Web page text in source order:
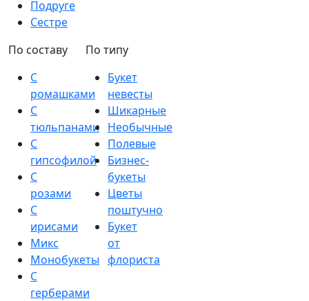
Подруге
Сестре
По составу
С
ромашками
С
тюльпанами
С
гипсофилой
С
розами
С
ирисами
Микс
Монобукеты
С
герберами
По типу
Букет
невесты
Шикарные
Необычные
Полевые
Бизнес-
букеты
Цветы
поштучно
Букет
от
флориста